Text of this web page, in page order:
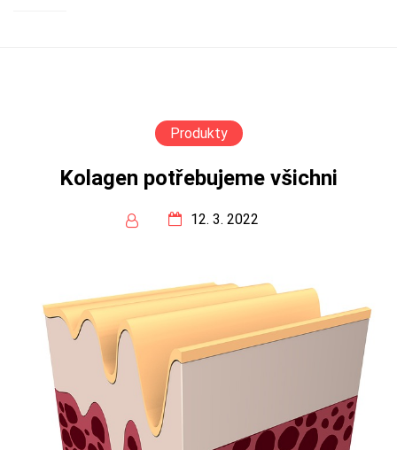
Produkty
Kolagen potřebujeme všichni
12. 3. 2022